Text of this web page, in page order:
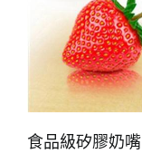
食品級矽膠奶嘴